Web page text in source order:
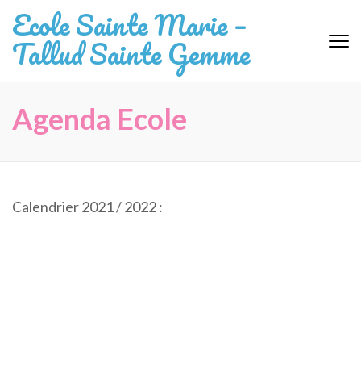
au
contenu
(Pressez
Ecole Sainte Marie –
Tallud Sainte Gemme
Agenda Ecole
Calendrier 2021 / 2022 :